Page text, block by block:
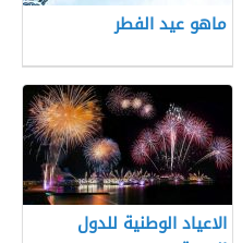
ماهو عيد الفطر
الاعياد الوطنية للدول